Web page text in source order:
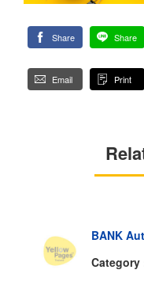
Share Share
Email Print
BANK
Category